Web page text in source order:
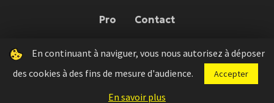
Pro Contact
Pozzo Live © 2026 | Conception : Pozzo Team, avec l'aide deBloop
Press kit Règlement concours Mentions légales
En continuant à naviguer, vous nous autorisez à déposer
des cookies à des fins de mesure d'audience.
Accepter
En savoir plus